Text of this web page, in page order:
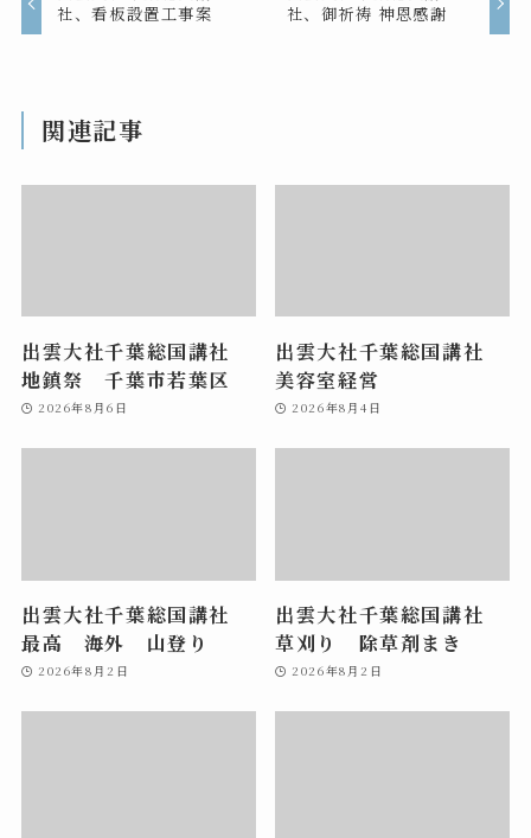
社、看板設置工事案
社、御祈祷 神恩感謝
関連記事
出雲大社千葉総国講社
地鎮祭 千葉市若葉区
2026年8月6日
出雲大社千葉総国講社
美容室経営
2026年8月4日
出雲大社千葉総国講社
最高 海外 山登り
2026年8月2日
出雲大社千葉総国講社
草刈り 除草剤まき
2026年8月2日